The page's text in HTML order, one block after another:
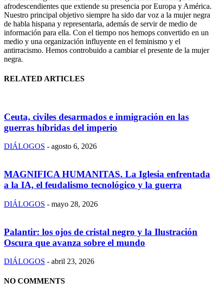
afrodescendientes que extiende su presencia por Europa y América.
Nuestro principal objetivo siempre ha sido dar voz a la mujer negra
de habla hispana y representarla, además de servir de medio de
información para ella. Con el tiempo nos hemops convertido en un
medio y una organización influyente en el feminismo y el
antirracismo. Hemos controbuido a cambiar el presente de la mujer
negra.
RELATED ARTICLES
Ceuta, civiles desarmados e inmigración en las
guerras híbridas del imperio
DIÁLOGOS - agosto 6, 2026
MAGNIFICA HUMANITAS. La Iglesia enfrentada
a la IA, el feudalismo tecnológico y la guerra
DIÁLOGOS - mayo 28, 2026
Palantir: los ojos de cristal negro y la Ilustración
Oscura que avanza sobre el mundo
DIÁLOGOS - abril 23, 2026
NO COMMENTS